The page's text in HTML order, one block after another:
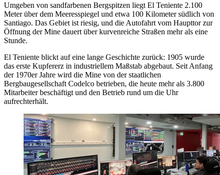
Umgeben von sandfarbenen Bergspitzen liegt El Teniente 2.100
Meter über dem Meeresspiegel und etwa 100 Kilometer südlich von
Santiago. Das Gebiet ist riesig, und die Autofahrt vom Haupttor zur
Öffnung der Mine dauert über kurvenreiche Straßen mehr als eine
Stunde.
El Teniente blickt auf eine lange Geschichte zurück: 1905 wurde
das erste Kupfererz in industriellem Maßstab abgebaut. Seit Anfang
der 1970er Jahre wird die Mine von der staatlichen
Bergbaugesellschaft Codelco betrieben, die heute mehr als 3.800
Mitarbeiter beschäftigt und den Betrieb rund um die Uhr
aufrechterhält.